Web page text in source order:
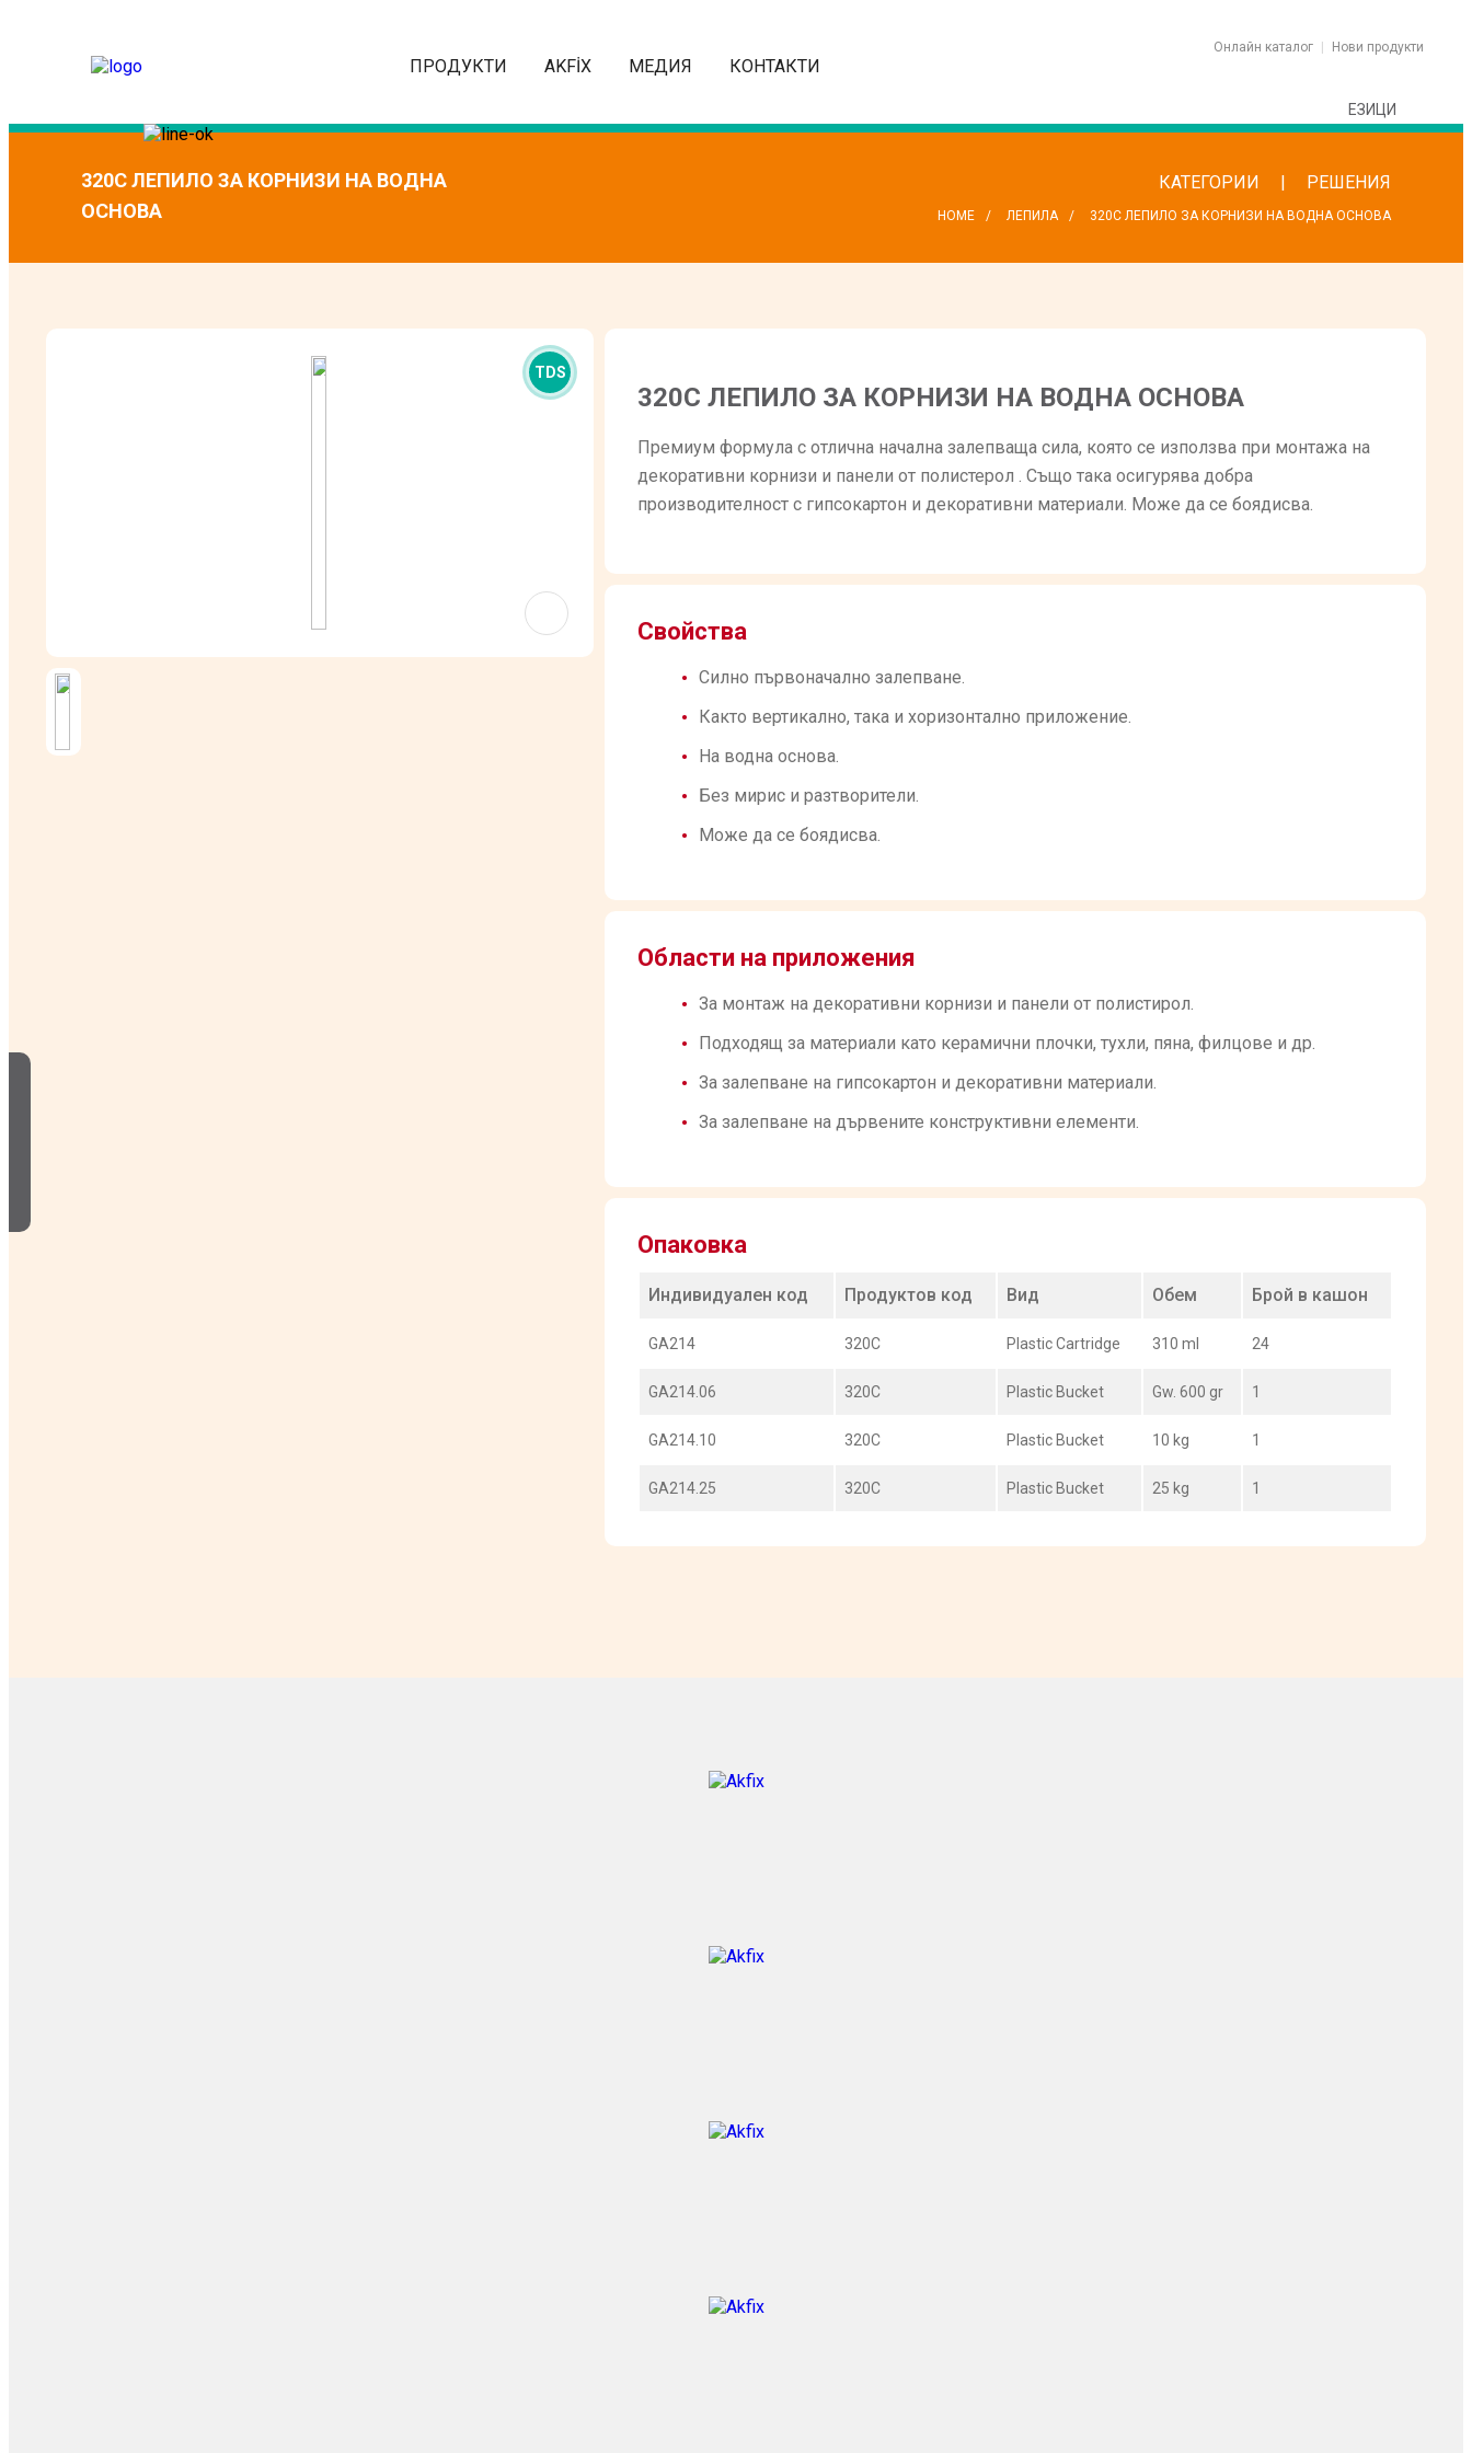
ПРОДУКТИ AKFİX МЕДИЯ КОНТАКТИ
Онлайн каталог Нови продукти
ЕЗИЦИ
320C ЛЕПИЛО ЗА КОРНИЗИ НА ВОДНА
ОСНОВА
КАТЕГОРИИ РЕШЕНИЯ
HOME ЛЕПИЛА 320C ЛЕПИЛО ЗА КОРНИЗИ НА ВОДНА ОСНОВА
TDS
320C ЛЕПИЛО ЗА КОРНИЗИ НА ВОДНА ОСНОВА
Премиум формула с отлична начална залепваща сила, която се използва при монтажа на
декоративни корнизи и панели от полистерол . Също така осигурява добра
производителност с гипсокартон и декоративни материали. Може да се боядисва.
Свойства
Силно първоначално залепване.
Както вертикално, така и хоризонтално приложение.
На водна основа.
Без мирис и разтворители.
Може да се боядисва.
Области на приложения
За монтаж на декоративни корнизи и панели от полистирол.
Подходящ за материали като керамични плочки, тухли, пяна, филцове и др.
За залепване на гипсокартон и декоративни материали.
За залепване на дървените конструктивни елементи.
Опаковка
Индивидуален код Продуктов код Вид Обем Брой в кашон
GA214 320C Plastic Cartridge 310 ml 24
GA214.06 320C Plastic Bucket Gw. 600 gr 1
GA214.10 320C Plastic Bucket 10 kg 1
GA214.25 320C Plastic Bucket 25 kg 1